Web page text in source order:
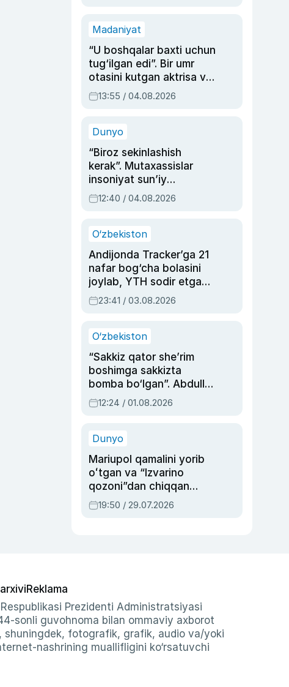
Madaniyat
“U boshqalar baxti uchun
tug‘ilgan edi”. Bir umr
otasini kutgan aktrisa va
dublyaj ustasi Rimma
Ahmedovaning
13:55 / 04.08.2026
Dunyo
“Biroz sekinlashish
kerak”. Mutaxassislar
insoniyat sun’iy
intellektni boshqara
olmay qolishidan xavotir
12:40 / 04.08.2026
O‘zbekiston
Andijonda Tracker’ga 21
nafar bog‘cha bolasini
joylab, YTH sodir etgan
ayolga sud hukmi o‘qildi
23:41 / 03.08.2026
O‘zbekiston
“Sakkiz qator she’rim
boshimga sakkizta
bomba bo‘lgan”. Abdulla
Oripovni siyosiy
ayblovlardan asrab
12:24 / 01.08.2026
Dunyo
Mariupol qamalini yorib
oʻtgan va “Izvarino
qozoni”dan chiqqan
qahramon — Ukraina
armiyasi bosh
19:50 / 29.07.2026
Reklama
Prezidenti Administratsiyasi
sonli guvohnoma bilan ommaviy axborot
shuningdek, fotografik, grafik, audio va/yoki
nashrining muallifligini ko‘rsatuvchi